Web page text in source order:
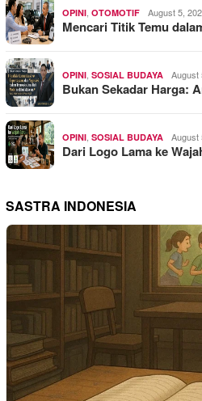
OPINI OTOMOTIF August 5,
Mencari Titik Temu
OPINI SOSIAL BUDAYA August
Bukan Sekadar Harga:
OPINI SOSIAL BUDAYA August
Dari Logo Lama ke
SASTRA INDONESIA